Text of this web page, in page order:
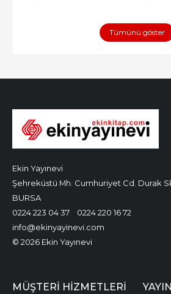
Tümünü göster
Ekin Yayınevi
Şehreküstü Mh. Cumhuriyet Cd. Durak
BURSA
0224 223 04 37
0224 220 16 72
info@ekinyayinevi.com
© 2026 Ekin Yayınevi
MÜŞTERI HIZMETLERI